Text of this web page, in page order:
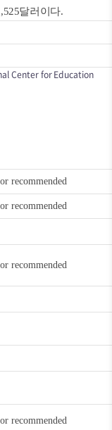
달러이다.
Center for Education
recommended
recommended
recommended
recommended